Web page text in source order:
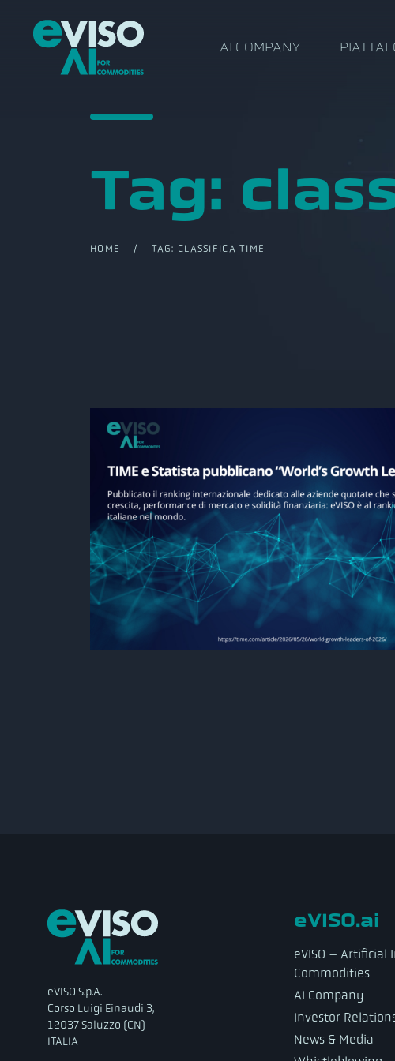
AI COMPANY
Tag:
HOME / TAG: CLASSIFICA TIME
eVISO S.p.A.
Corso Luigi Einaudi 3,
12037 Saluzzo (CN)
ITALIA
eVISO.ai
eVISO –
Commodities
AI Company
Investor
News & Media